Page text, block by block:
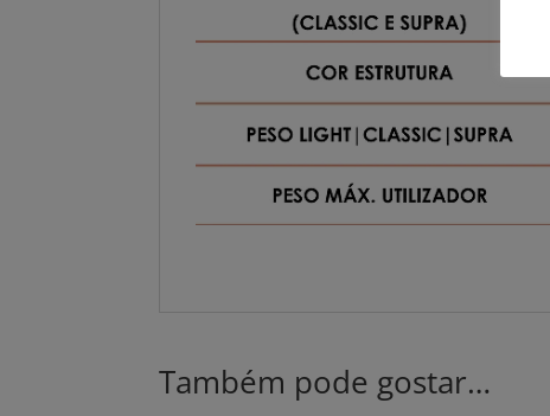
Também pode gostar…